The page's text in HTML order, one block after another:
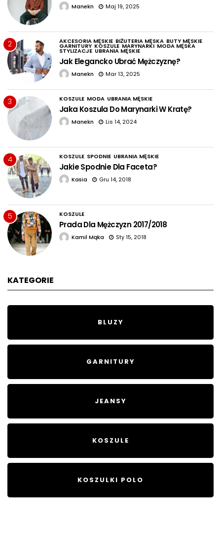
Manekn Maj 19, 2025
2 AKCESORIA MĘSKIE BIŻUTERIA MĘSKA BUTY MĘSKIE
GARNITURY KOSZULE MARYNARKI MODA MĘSKA
STYLIZACJE UBRANIA MĘSKIE
Jak Elegancko Ubrać Mężczyznę?
Manekn Mar 13, 2025
3 KOSZULE MODA UBRANIA MĘSKIE
Jaka Koszula Do Marynarki W Kratę?
Manekn Lis 14, 2024
4 KOSZULE SPODNIE UBRANIA MĘSKIE
Jakie Spodnie Dla Faceta?
Kasia Gru 14, 2018
5 KOSZULE
Prada Dla Mężczyzn 2017/2018
Kamil Mąka Sty 15, 2018
KATEGORIE
BLUZY
GARNITURY
JEANSY
KOSZULE
KOSZULKI POLO